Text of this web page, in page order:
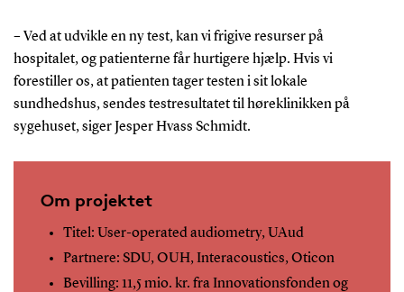
– Ved at udvikle en ny test, kan vi frigive resurser på
hospitalet, og patienterne får hurtigere hjælp. Hvis vi
forestiller os, at patienten tager testen i sit lokale
sundhedshus, sendes testresultatet til høreklinikken på
sygehuset, siger Jesper Hvass Schmidt.
Om projektet
Titel: User-operated audiometry, UAud
Partnere: SDU, OUH, Interacoustics, Oticon
Bevilling: 11,5 mio. kr. fra Innovationsfonden og